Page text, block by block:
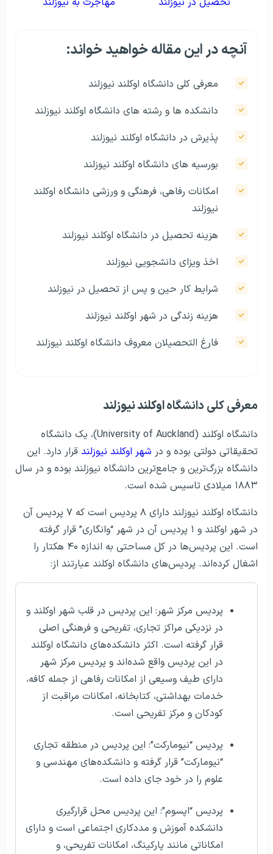
آنچه در این مقاله خواهید خواند:
معرفی کلی دانشگاه اوکلند نیوزلند
دانشکده ها و رشته های دانشگاه اوکلند نیوزلند
پذيرش در دانشگاه اوکلند نیوزلند
بورسيه های دانشگاه اوکلند نیوزلند
امکانات رفاهی، فرهنگی و ورزشی دانشگاه اوکلند
نیوزلند
هزينه تحصيل در دانشگاه اوکلند نیوزلند
اخذ ويزای دانشجویی نیوزلند
شرايط کار حين و پس از تحصيل در نیوزلند
هزينه زندگی در شهر اوکلند نیوزلند
فارغ التحصيلان معروف دانشگاه اوکلند نیوزلند
معرفی کلی دانشگاهاوکلند نیوزلند
دانشگاه اوکلند (University of Auckland)، یک دانشگاه
تحقیقاتی دولتی بوده و در شهر اوکلند نیوزلند قرار دارد. این
دانشگاه بزرگ‌ترین و جامع‌ترین دانشگاه نیوزلند بوده و در سال
۱۸۸۳ میلادی تاسیس شده است.
دانشگاه اوکلند نیوزلند دارای ۸ پردیس است که ۷ پردیس آن
در شهر اوکلند و ۱ پردیس آن در شهر “وانگاری” قرار گرفته‌
است. این پردیس‌ها در کل مساحتی به اندازه ۴۰ هکتار را
اشغال کرده‌اند. پردیس‌های دانشگاه اوکلند عبارتند از:
پردیس مرکز شهر: این پردیس در قلب شهر اوکلند و
در نزدیکی مراکز تجاری، تفریحی و فرهنگی اصلی
قرار گرفته است. اکثر دانشکده‌های دانشگاه اوکلند
در این پردیس واقع شده‌اند و پردیس مرکز شهر
دارای طیف وسیعی از امکانات رفاهی از جمله کافه،
خدمات بهداشتی، کتابخانه، امکانات مراقبت از
کودکان و مرکز تفریحی است.
پردیس “نیومارکت”: این پردیس در منطقه تجاری
“نیومارکت” قرار گرفته و دانشکده‌های مهندسی و
علوم را در خود جای داده است.
پردیس “اپسوم”: این پردیس محل قرارگیری
دانشکده آموزش و مددکاری اجتماعی است و دارای
امکاناتی مانند پارکینگ، امکانات تفریحی، و